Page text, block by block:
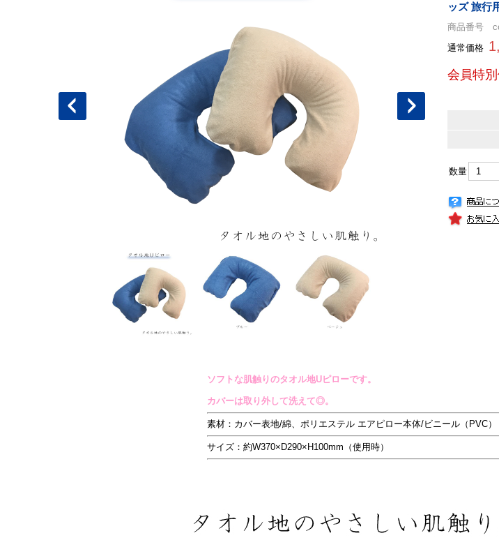
ッズ 旅行
商品番号
通常価格
数量
ソフトな肌触りのタオル地Uピローです。
カバーは取り外して洗えて◎。
素材：カバー表地/綿、ポリエステル エアピロー本体/ビニール（PVC）
サイズ：約W370×D290×H100mm（使用時）